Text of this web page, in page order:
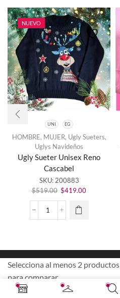
NUEVO
UNI EG
HOMBRE, MUJER, Ugly Sueters,
Uglys Navideños
Ugly Sueter Unisex Reno
Cascabel
SKU: 200883
$519.00 El
precio
original
era:
$419.00El
Ugly
Cascabel
cantidad
Este
producto
tiene
múltiples
variantes.
Las
opciones
se
de
producto
Selecciona al menos 2 productos
para comparar